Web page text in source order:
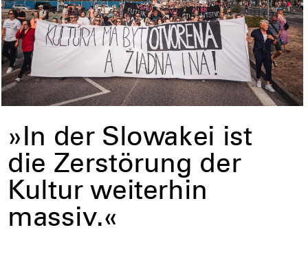
»In der Slowakei ist
die Zerstörung der
Kultur weiterhin
massiv.«